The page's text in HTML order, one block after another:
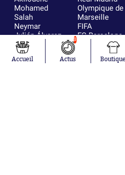
Mohamed
Salah
Neymar
Julián Álvarez
Ferrán Torres
Kilian Corredor
Franco
Olympique de
Marseille
FIFA
FC Barcelone
Argentine
Olympique
lyonnais
Accueil
8
Actus Boutique